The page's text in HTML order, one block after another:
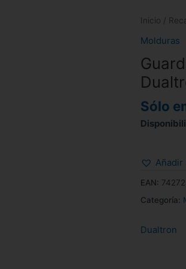
Inicio /
Molduras
Sólo
Añadir
EAN:
Categoría:
Dualtron